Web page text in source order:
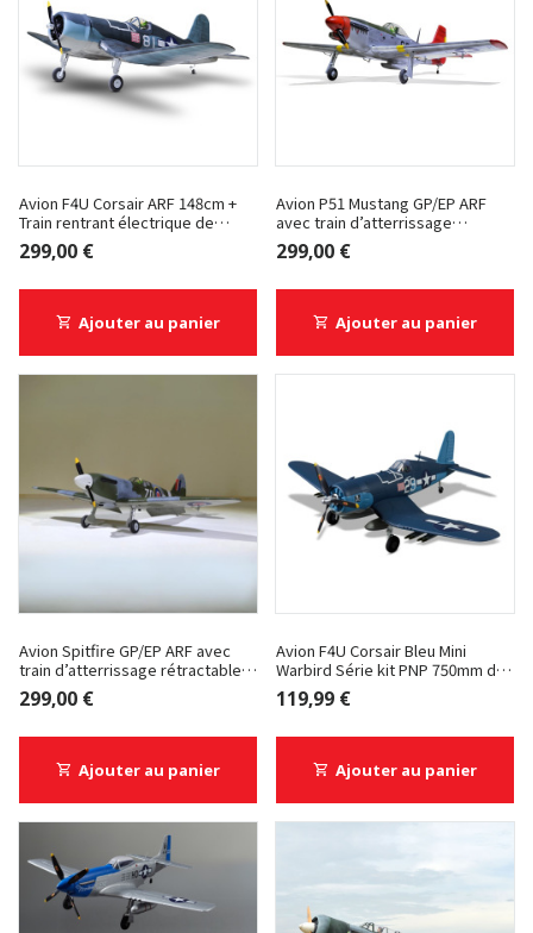
Avion F4U Corsair ARF 148cm +
Train rentrant électrique de
Phoenix Model
299,00 €
Ajouter au panier
Avion P51 Mustang GP/EP ARF
avec train d’atterrissage
rétractable de Phoenix Model
299,00 €
Ajouter au panier
Avion Spitfire GP/EP ARF avec
train d’atterrissage rétractable
de Phoenix Model
299,00 €
Ajouter au panier
Avion F4U Corsair Bleu Mini
Warbird Série kit PNP 750mm de
Derbee
119,99 €
Ajouter au panier